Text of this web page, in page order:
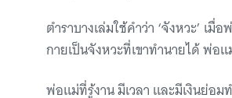
ตำราบางเล่มใช้คำว่า ‘จังหวะ’ เมื่
กายเป็นจังหวะที่เขาทำนายได้ พ่อ
พ่อแม่ที่รู้งาน มีเวลา และมีเงินย่อม